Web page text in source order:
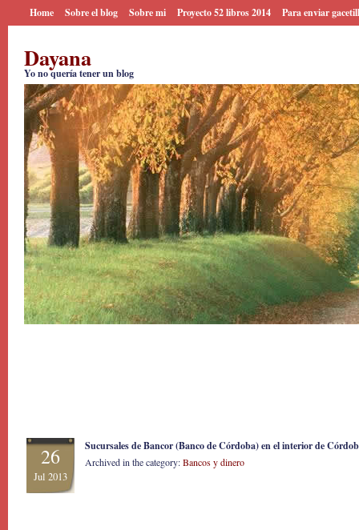
Home Sobre el blog Sobre mi Proyecto 52 libros 2014 Para enviar
Dayana
Yo no quería tener un blog
26
Jul 2013
Sucursales de Bancor (Banco de Córdoba) en el interior de
Archived in the category:Bancos y dinero